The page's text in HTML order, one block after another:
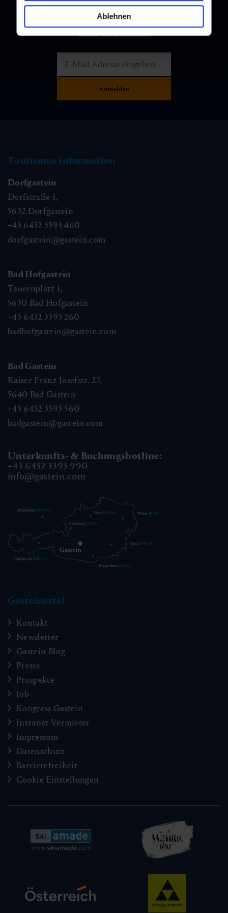
Ablehnen
Newsletter
Melden Sie sich bei unserem Newsletter an, und bleiben Sie
immer am Laufenden!
Tourismus Information
Dorfgastein
Dorfstraße 1,
5632 Dorfgastein
+43 6432 3393 460
dorfgastein@gastein.com
Bad Hofgastein
Tauernplatz 1,
5630 Bad Hofgastein
+43 6432 3393 260
badhofgastein@gastein.com
Bad Gastein
Kaiser Franz Josefstr. 27,
5640 Bad Gastein
+43 6432 3393 560
badgastein@gastein.com
Unterkunfts- & Buchungshotline:
+43 6432 3393 990
info@gastein.com
Gasteinertal
Kontakt
Newsletter
Gastein Blog
Presse
Prospekte
Job
Kongress Gastein
Intranet Vermieter
Impressum
Datenschutz
Barrierefreiheit
Cookie Einstellungen